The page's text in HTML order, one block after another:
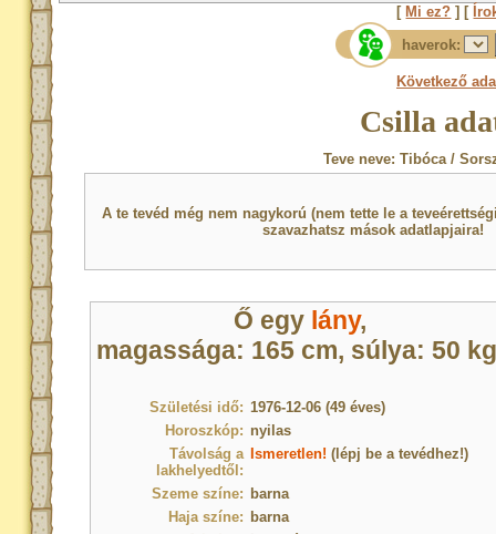
[ Mi ez? ] [
haverok:
Következő
Csilla
Teve neve: Tibóca /
A te tevéd még nem nagykorú (nem tette le a
szavazhatsz mások adatlapjaira!
Ő egy lány,
magassága: 165 cm, súlya: 50
Születési idő: 1976-12-06 (49 éves)
Horoszkóp: nyilas
Távolság a
lakhelyedtől:
Ismeretlen! (lépj be a tevédhez!)
Szeme színe: barna
Haja színe: barna